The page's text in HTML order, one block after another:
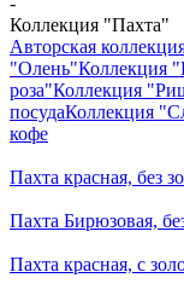
Коллекция "Пахта"
Авторская
"Олень"Коллекция
роза"Коллекция
посудаКоллекция
кофе
Пахта красная, без
Пахта Бирюзовая,
Пахта красная, с